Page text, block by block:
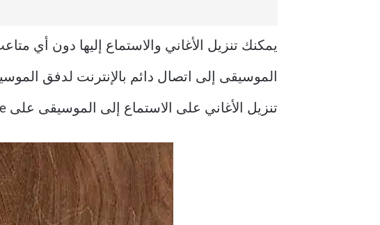
يمكنك تنزيل الأغاني والاستماع إليها دون أي
الموسيقى إلى اتصال دائم بالإنترنت لدفق
تنزيل الأغاني على الاستماع إلى الموسيقى على iPhone عندما لا يكون لديك اتصال إنترنت نشط.